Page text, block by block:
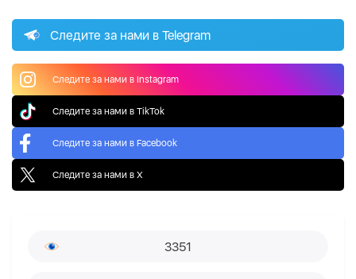
Следите за нами в Telegram
Следите за нами в Instagram
Следите за нами в TikTok
Следите за нами в Facebook
Следите за нами в X
3351